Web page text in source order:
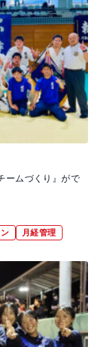
ームづくり』がで
月経管理